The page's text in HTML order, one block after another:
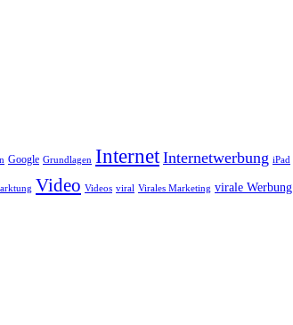
Google Grundlagen Internet Internetwerbung iPad
Video Videos viral Virales Marketing virale Werbung